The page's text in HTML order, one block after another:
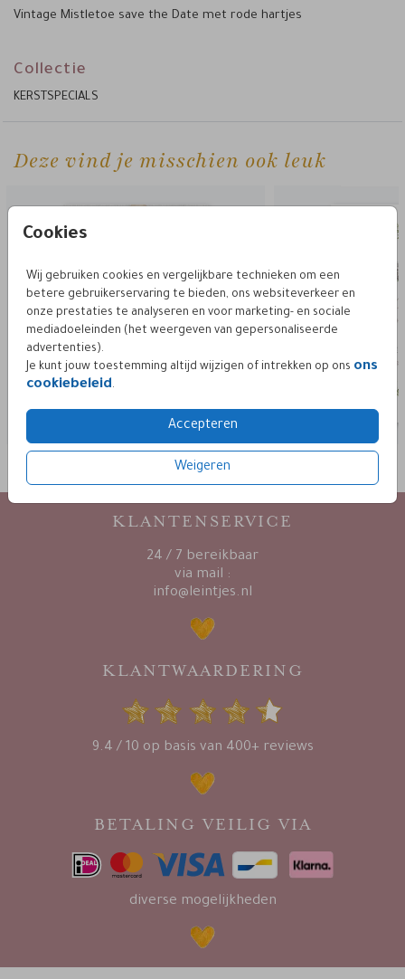
Cookies
Wij gebruiken cookies en vergelijkbare technieken om een
betere gebruikerservaring te bieden, ons websiteverkeer en
onze prestaties te analyseren en voor marketing- en sociale
mediadoeleinden (het weergeven van gepersonaliseerde
advertenties).
Je kunt jouw toestemming altijd wijzigen of intrekken op ons ons
cookiebeleid.
Accepteren
Weigeren
Vintage Mistletoe save the Date met rode hartjes
Collectie
KERSTSPECIALS
Deze vind je misschien ook leuk
KLANTENSERVICE
24 / 7 bereikbaar
via mail :
info@leintjes.nl
KLANTWAARDERING
9.4 / 10 op basis van 400+ reviews
BETALING VEILIG VIA
diverse mogelijkheden